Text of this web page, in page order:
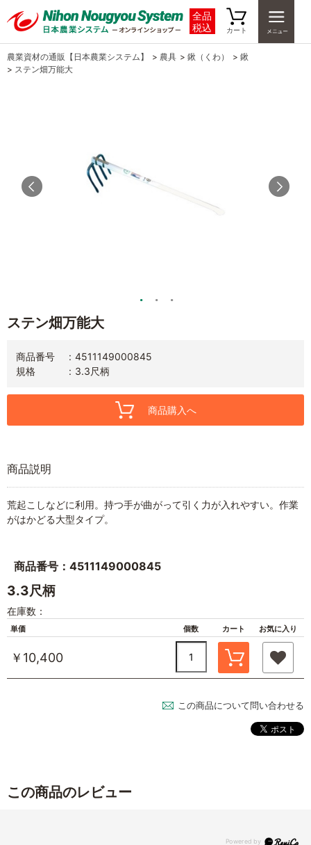
全品
税込
カート
農業資材の通販【日本農業システム】 > 農具 > 鍬（くわ） > 鍬
> ステン畑万能大
ステン畑万能大
商品番号
4511149000845
規格
3.3尺柄
商品購入へ
商品説明
荒起こしなどに利用。持つ手が曲がって引く力が入れやすい。作業
がはかどる大型タイプ。
商品番号：4511149000845
3.3尺柄
在庫数：
単価 個数 カート お気に入り
￥10,400
この商品について問い合わせる
この商品のレビュー